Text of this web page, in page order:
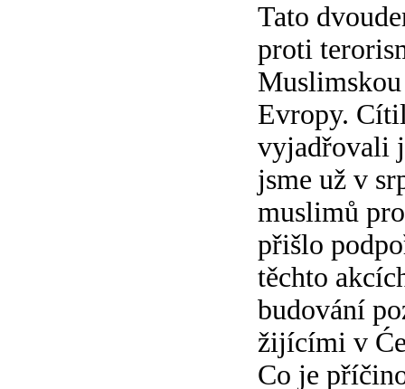
Tato
proti
Evropy.
vyjadřovali
jsme už v
muslimů
přišlo
těchto
budování
žijícími v
Co je